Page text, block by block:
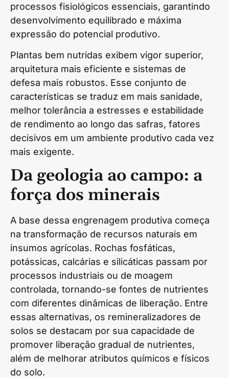
processos fisiológicos essenciais, garantindo
desenvolvimento equilibrado e máxima
expressão do potencial produtivo.
Plantas bem nutridas exibem vigor superior,
arquitetura mais eficiente e sistemas de
defesa mais robustos. Esse conjunto de
características se traduz em mais sanidade,
melhor tolerância a estresses e estabilidade
de rendimento ao longo das safras, fatores
decisivos em um ambiente produtivo cada vez
mais exigente.
Da geologia ao campo: a
força dos minerais
A base dessa engrenagem produtiva começa
na transformação de recursos naturais em
insumos agrícolas. Rochas fosfáticas,
potássicas, calcárias e silicáticas passam por
processos industriais ou de moagem
controlada, tornando-se fontes de nutrientes
com diferentes dinâmicas de liberação. Entre
essas alternativas, os remineralizadores de
solos se destacam por sua capacidade de
promover liberação gradual de nutrientes,
além de melhorar atributos químicos e físicos
do solo.